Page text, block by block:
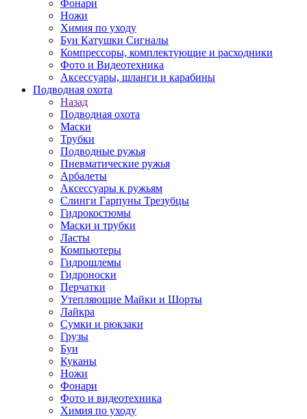
Фонари
Ножи
Химия по уходу
Буи Катушки Сигналы
Компрессоры, комплектующие и расходники
Фото и Видеотехника
Аксессуары, шланги и карабины
Подводная охота
Назад
Подводная охота
Маски
Трубки
Подводные ружья
Пневматические ружья
Арбалеты
Аксессуары к ружьям
Слинги Гарпуны Трезубцы
Гидрокостюмы
Маски и трубки
Ласты
Компьютеры
Гидрошлемы
Гидроноски
Перчатки
Утепляющие Майки и Шорты
Лайкра
Сумки и рюкзаки
Грузы
Буи
Куканы
Ножи
Фонари
Фото и видеотехника
Химия по уходу